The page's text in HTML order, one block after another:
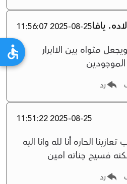
يافا2025-08-25 11:56:07
مثواه بين الاابرار
رد
2025-08-25 11:51:22
الحاره أنا لله وانا اليه
فسيح جناته امين
رد